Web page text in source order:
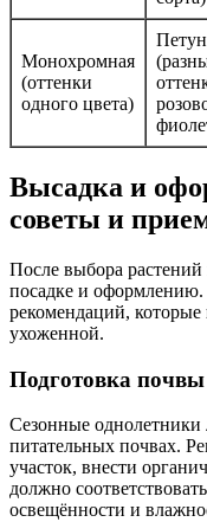
Монохромная
(оттенки
одного цвета)
Высадка и
советы и
После выбора
посадке и
рекомендаций, которые
ухоженной.
Подготовка
Сезонные однолетники
питательных почвах.
участок, внести
должно
освещённости и